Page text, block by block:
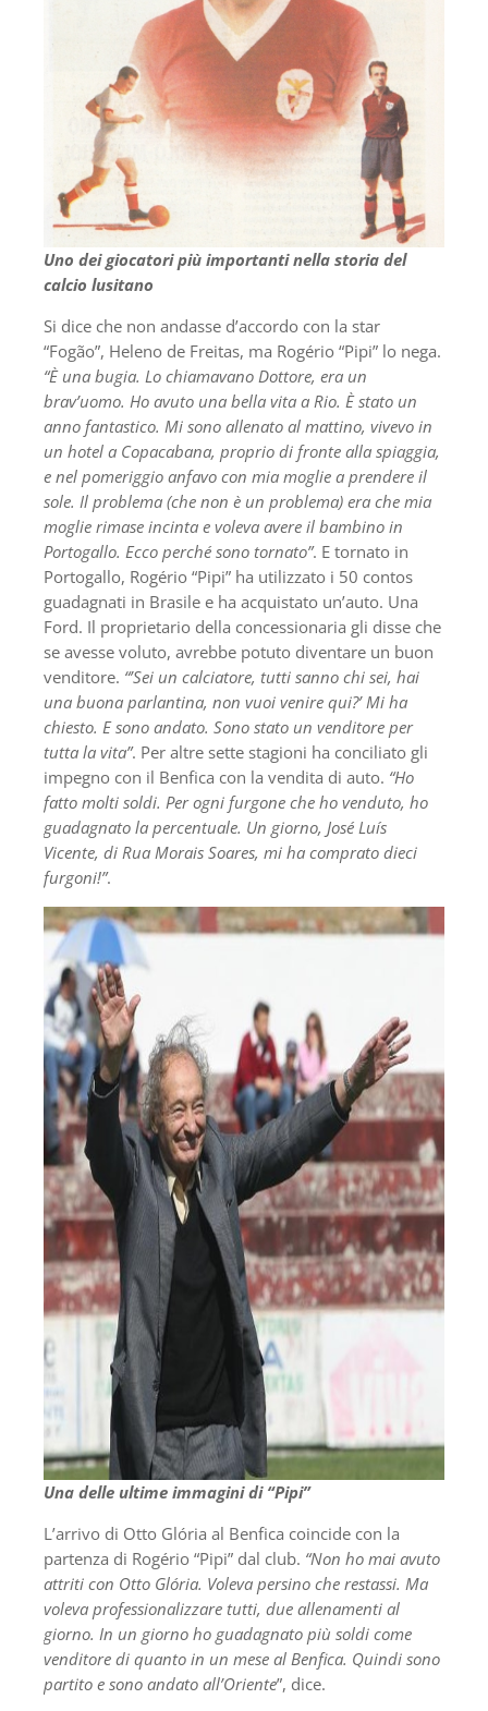
Uno dei giocatori più importanti nella storia del
calcio lusitano
Si dice che non andasse d’accordo con la star
“Fogão”, Heleno de Freitas, ma Rogério “Pipi” lo nega.
“È una bugia. Lo chiamavano Dottore, era un
brav’uomo. Ho avuto una bella vita a Rio. È stato un
anno fantastico. Mi sono allenato al mattino, vivevo in
un hotel a Copacabana, proprio di fronte alla spiaggia,
e nel pomeriggio anfavo con mia moglie a prendere il
sole. Il problema (che non è un problema) era che mia
moglie rimase incinta e voleva avere il bambino in
Portogallo. Ecco perché sono tornato”. E tornato in
Portogallo, Rogério “Pipi” ha utilizzato i 50 contos
guadagnati in Brasile e ha acquistato un’auto. Una
Ford. Il proprietario della concessionaria gli disse che
se avesse voluto, avrebbe potuto diventare un buon
venditore. “’Sei un calciatore, tutti sanno chi sei, hai
una buona parlantina, non vuoi venire qui?’ Mi ha
chiesto. E sono andato. Sono stato un venditore per
tutta la vita”. Per altre sette stagioni ha conciliato gli
impegno con il Benfica con la vendita di auto. “Ho
fatto molti soldi. Per ogni furgone che ho venduto, ho
guadagnato la percentuale. Un giorno, José Luís
Vicente, di Rua Morais Soares, mi ha comprato dieci
furgoni!”.
Una delle ultime immagini di “Pipi”
L’arrivo di Otto Glória al Benfica coincide con la
partenza di Rogério “Pipi” dal club. “Non ho mai avuto
attriti con Otto Glória. Voleva persino che restassi. Ma
voleva professionalizzare tutti, due allenamenti al
giorno. In un giorno ho guadagnato più soldi come
venditore di quanto in un mese al Benfica. Quindi sono
partito e sono andato all’Oriente”, dice.